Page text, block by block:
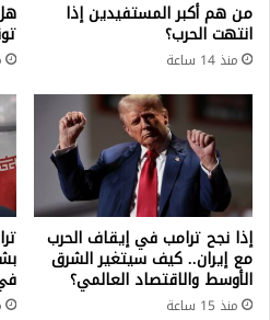
من هم أكبر المستفيدين إذا
انتهت الحرب؟
منذ 14 ساعة
إذا نجح ترامب في إيقاف الحرب
مع إيران.. كيف سيتغير الشرق
الأوسط والاقتصاد العالمي؟
منذ 15 ساعة